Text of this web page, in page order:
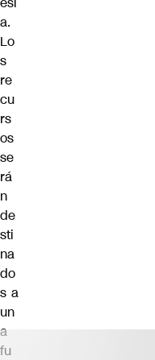
a.
Lo
s
re
cu
rs
os
se
rá
n
de
sti
na
do
s a
un
a
fu